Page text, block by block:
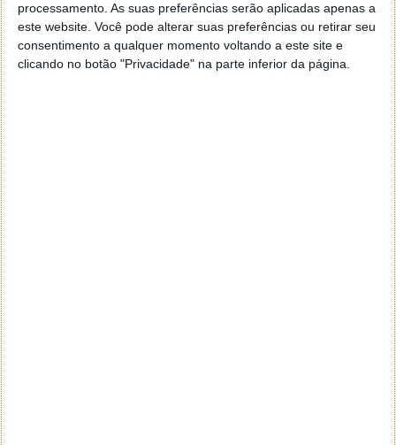
processamento. As suas preferências serão aplicadas apenas a
este website. Você pode alterar suas preferências ou retirar seu
consentimento a qualquer momento voltando a este site e
clicando no botão "Privacidade" na parte inferior da página.
Embora a saúde mental dos jovens seja o foco
principal, não é o único problema associado às redes
sociais. A Comissão Federal de Comércio dos EUA
(FTC, originalmente) sublinha que a vigilância